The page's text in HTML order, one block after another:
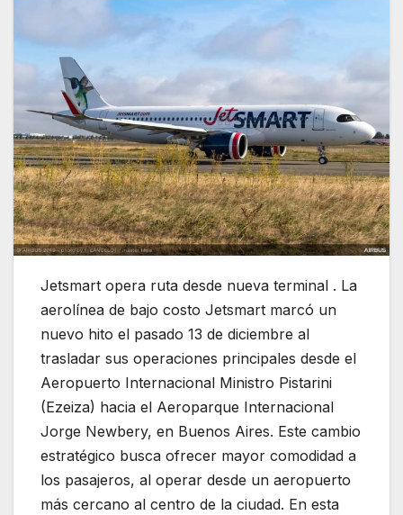
Jetsmart opera ruta desde nueva terminal . La
aerolínea de bajo costo Jetsmart marcó un
nuevo hito el pasado 13 de diciembre al
trasladar sus operaciones principales desde el
Aeropuerto Internacional Ministro Pistarini
(Ezeiza) hacia el Aeroparque Internacional
Jorge Newbery, en Buenos Aires. Este cambio
estratégico busca ofrecer mayor comodidad a
los pasajeros, al operar desde un aeropuerto
más cercano al centro de la ciudad. En esta